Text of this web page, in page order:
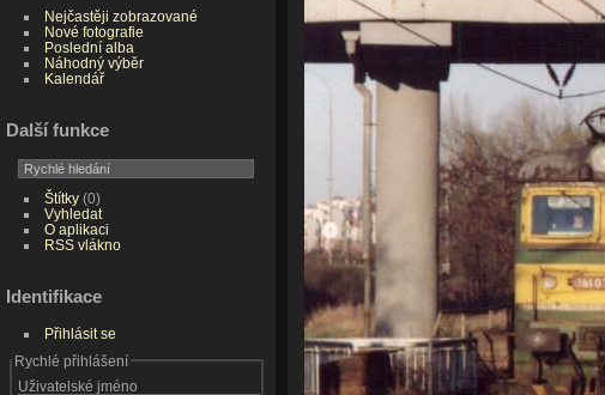
Nejčastěji zobrazované
Nové fotografie
Poslední alba
Náhodný výběr
Kalendář
Další funkce
Štítky(0)
Vyhledat
O aplikaci
RSS vlákno
Identifikace
Přihlásit se
Rychlé přihlášení
Uživatelské jméno